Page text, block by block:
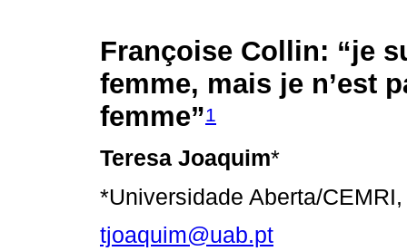
Françoise Collin: “je
femme, mais je n’est
femme”1
Teresa Joaquim*
*Universidade Aberta/CEMRI,
tjoaquim@uab.pt